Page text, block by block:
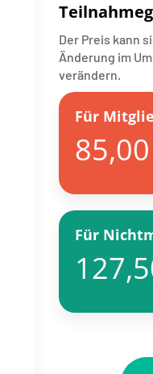
Der Preis kann
Änderung im
verändern.
Für
Für